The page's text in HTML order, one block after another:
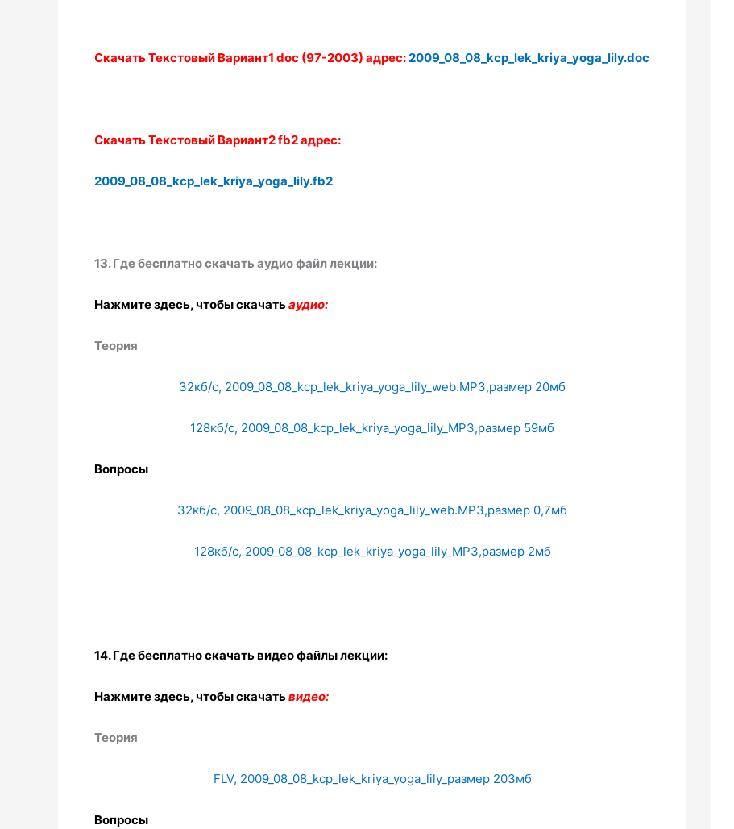
Скачать Текстовый Вариант1 doc (97-2003) адрес:2009_08_08_kcp_lek_kriya_yoga_lily.doc
Скачать Текстовый Вариант2 fb2 адрес:
2009_08_08_kcp_lek_kriya_yoga_lily.fb2
13. Где бесплатно скачать аудио файл лекции:
Нажмите здесь, чтобы скачатьаудио:
Теория
32кб/с, 2009_08_08_kcp_lek_kriya_yoga_lily_web.MP3,размер 20мб
128кб/с, 2009_08_08_kcp_lek_kriya_yoga_lily_MP3,размер 59мб
Вопросы
32кб/с, 2009_08_08_kcp_lek_kriya_yoga_lily_web.MP3,размер 0,7мб
128кб/с, 2009_08_08_kcp_lek_kriya_yoga_lily_MP3,размер 2мб
14. Где бесплатно скачать видео файлы лекции:
Нажмите здесь, чтобы скачатьвидео:
Теория
FLV, 2009_08_08_kcp_lek_kriya_yoga_lily_ размер203мб
Вопросы